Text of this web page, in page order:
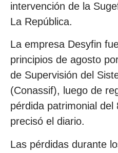
intervención de la
La República.
La empresa Desyfin
principios de agosto
de Supervisión del
(Conassif), luego de
pérdida patrimonial del
precisó el diario.
Las pérdidas durante